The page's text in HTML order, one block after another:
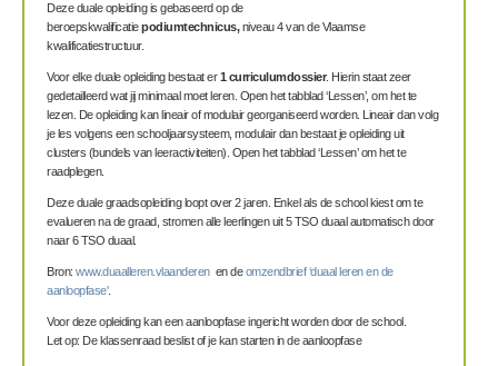
Deze duale opleiding is gebaseerd op de
beroepskwalificatiepodiumtechnicus,niveau 4 van de Vlaamse
kwalificatiestructuur.
Voor elke duale opleiding bestaat er1 curriculumdossier. Hierin staat zeer
gedetailleerd wat jij minimaal moet leren. Open het tabblad ‘Lessen’, om het te
lezen. De opleiding kan lineair of modulair georganiseerd worden. Lineair dan volg
je les volgens een schooljaarsysteem, modulair dan bestaat je opleiding uit
clusters (bundels van leeractiviteiten). Open het tabblad ‘Lessen’ om het te
raadplegen.
Deze duale graadsopleiding loopt over 2 jaren. Enkel als de school kiest om te
evalueren na de graad, stromen alle leerlingen uit 5 TSO duaal automatisch door
naar 6 TSO duaal.
Bron: www.duaalleren.vlaanderenen deomzendbrief ‘duaal leren en de
aanloopfase'.
Voor deze opleiding kan een aanloopfase ingericht worden door de school.
Let op: De klassenraad beslist of je kan starten in de aanloopfase